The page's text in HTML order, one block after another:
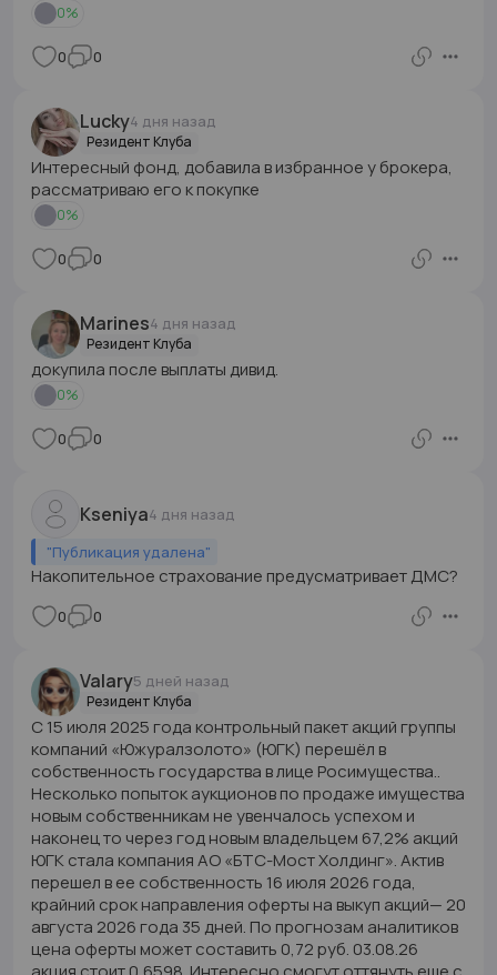
0%
0 0
Lucky4 дня назад
Резидент Клуба
Интересный фонд, добавила в избранное у брокера,
рассматриваю его к покупке
0%
0 0
Маrines4 дня назад
Резидент Клуба
докупила после выплаты дивид.
0%
0 0
Kseniya4 дня назад
"Публикация удалена"
Накопительное страхование предусматривает ДМС?
0 0
Valary5 дней назад
Резидент Клуба
С 15 июля 2025 года контрольный пакет акций группы
компаний «Южуралзолото» (ЮГК) перешёл в
собственность государства в лице Росимущества..
Несколько попыток аукционов по продаже имущества
новым собственникам не увенчалось успехом и
наконец то через год новым владельцем 67,2% акций
ЮГК стала компания АО «БТС-Мост Холдинг». Актив
перешел в ее собственность 16 июля 2026 года,
крайний срок направления оферты на выкуп акций— 20
августа 2026 года 35 дней. По прогнозам аналитиков
цена оферты может составить 0,72 руб. 03.08.26